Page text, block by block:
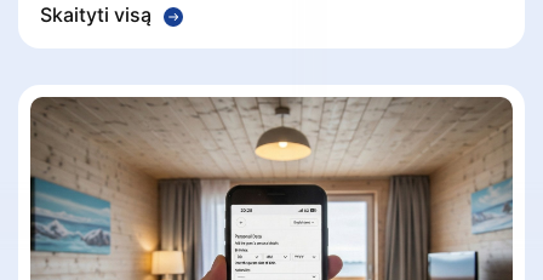
Skaityti visą